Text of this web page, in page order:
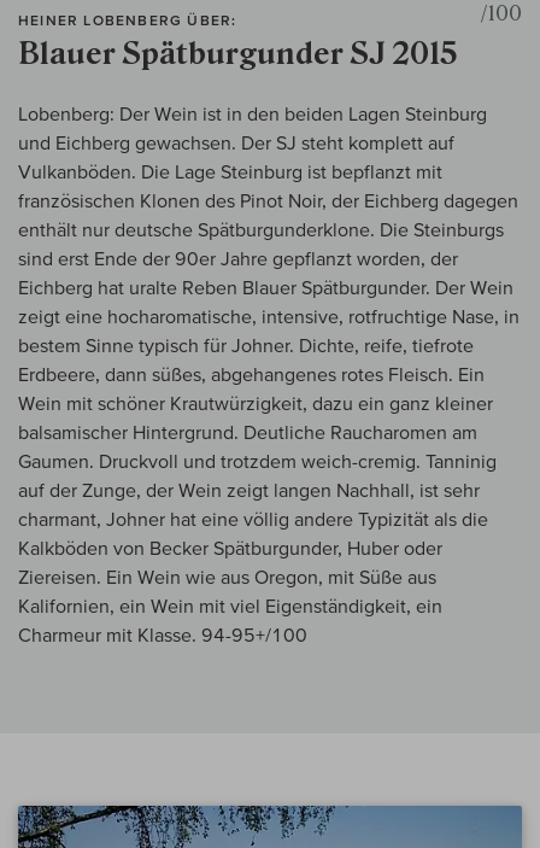
HEINER LOBENBERG ÜBER:
Blauer Spätburgunder SJ 2015
/100
Lobenberg: Der Wein ist in den beiden Lagen Steinburg
und Eichberg gewachsen. Der SJ steht komplett auf
Vulkanböden. Die Lage Steinburg ist bepflanzt mit
französischen Klonen des Pinot Noir, der Eichberg dagegen
enthält nur deutsche Spätburgunderklone. Die Steinburgs
sind erst Ende der 90er Jahre gepflanzt worden, der
Eichberg hat uralte Reben Blauer Spätburgunder. Der Wein
zeigt eine hocharomatische, intensive, rotfruchtige Nase, in
bestem Sinne typisch für Johner. Dichte, reife, tiefrote
Erdbeere, dann süßes, abgehangenes rotes Fleisch. Ein
Wein mit schöner Krautwürzigkeit, dazu ein ganz kleiner
balsamischer Hintergrund. Deutliche Raucharomen am
Gaumen. Druckvoll und trotzdem weich-cremig. Tanninig
auf der Zunge, der Wein zeigt langen Nachhall, ist sehr
charmant, Johner hat eine völlig andere Typizität als die
Kalkböden von Becker Spätburgunder, Huber oder
Ziereisen. Ein Wein wie aus Oregon, mit Süße aus
Kalifornien, ein Wein mit viel Eigenständigkeit, ein
Charmeur mit Klasse. 94-95+/100